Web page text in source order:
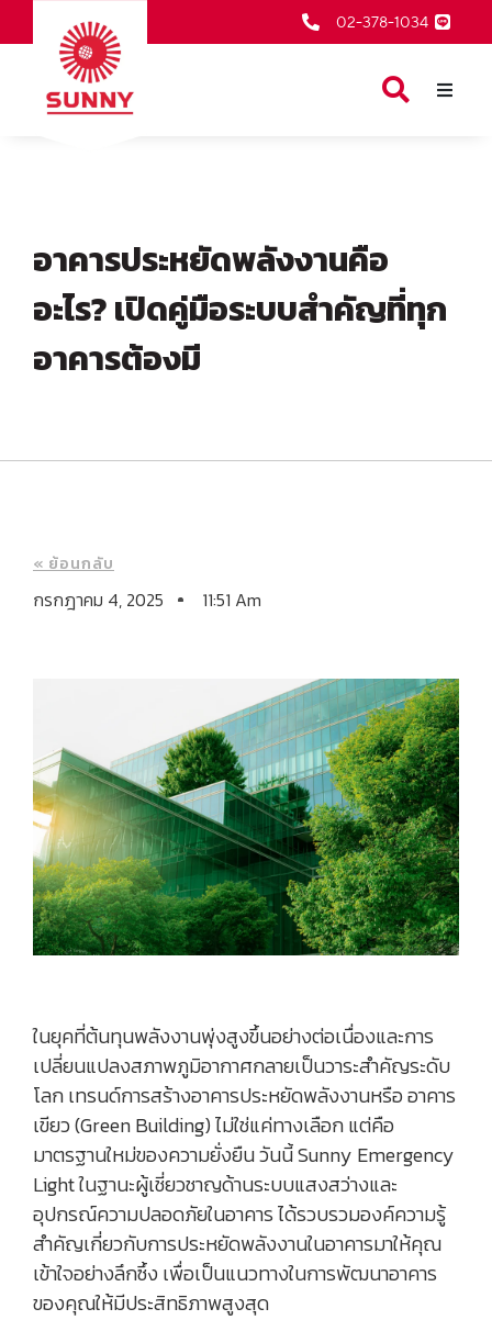
02-378-1034
ตัวแทนจำหน่าย
บริการหลังการขาย
อาคารประหยัดพลังงานคือ
อะไร? เปิดคู่มือระบบสำคัญที่ทุก
อาคารต้องมี
« ย้อนกลับ
กรกฎาคม 4, 2025 11:51 Am
ในยุคที่ต้นทุนพลังงานพุ่งสูงขึ้นอย่างต่อเนื่องและการ
เปลี่ยนแปลงสภาพภูมิอากาศกลายเป็นวาระสำคัญระดับ
โลก เทรนด์การสร้างอาคารประหยัดพลังงานหรือ อาคาร
เขียว (Green Building) ไม่ใช่แค่ทางเลือก แต่คือ
มาตรฐานใหม่ของความยั่งยืน วันนี้ Sunny Emergency
Light ในฐานะผู้เชี่ยวชาญด้านระบบแสงสว่างและ
อุปกรณ์ความปลอดภัยในอาคาร ได้รวบรวมองค์ความรู้
สำคัญเกี่ยวกับการประหยัดพลังงานในอาคารมาให้คุณ
เข้าใจอย่างลึกซึ้ง เพื่อเป็นแนวทางในการพัฒนาอาคาร
ของคุณให้มีประสิทธิภาพสูงสุด